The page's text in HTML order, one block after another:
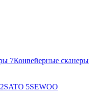
7Конвейерные сканеры
2SATO 5SEWOO